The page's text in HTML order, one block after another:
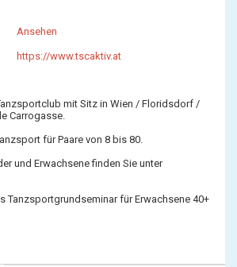
Ansehen
https://www.tscaktiv.at
mit Sitz in Wien / Floridsdorf /
Carrogasse.
für Paare von 8 bis 80.
und Erwachsene finden Sie unter
Tanzsportgrundseminar für Erwachsene 40+